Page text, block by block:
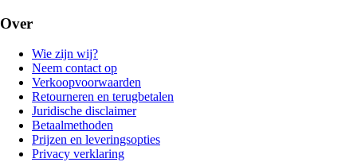
Over
Wie zijn wij?
Neem contact op
Verkoopvoorwaarden
Retourneren en terugbetalen
Juridische disclaimer
Betaalmethoden
Prijzen en leveringsopties
Privacy verklaring